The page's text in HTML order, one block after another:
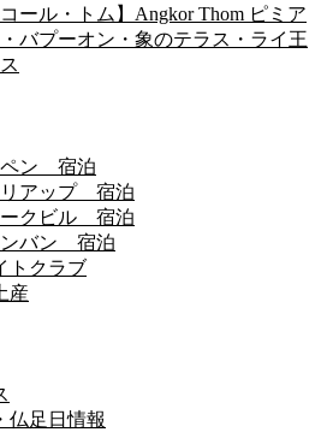
コール・トム】Angkor Thom ピミア
バプーオン・象のテラス・ライ王
ペン 宿泊
リアップ 宿泊
ークビル 宿泊
ンバン 宿泊
トクラブ
産
仏足日情報